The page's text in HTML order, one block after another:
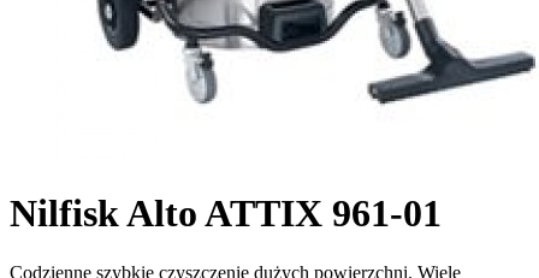
Nilfisk Alto ATTIX 961-01
Codzienne szybkie czyszczenie dużych powierzchni. Wiele